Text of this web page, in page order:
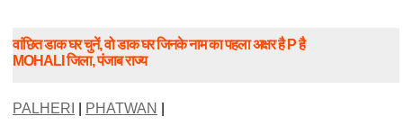
वांछित डाक घर चुनें, वो डाक घर जिनके नाम का पहला अक्षर है P है
MOHALI जिला, पंजाब राज्य
PALHERI PHATWAN